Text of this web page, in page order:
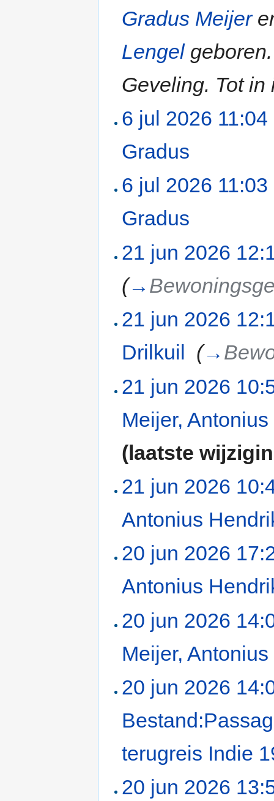
Gradus Meijer
Lengel
Geveling. Tot in
6 jul 2026 11:04
Gradus
6 jul 2026 11:03
Gradus
21 jun 2026
(→
21 jun 2026
Drilkuil (→
21 jun 2026
Meijer,
(laatste
21 jun 2026
Antonius
20 jun 2026
Antonius
20 jun 2026
Meijer,
20 jun 2026
terugreis Indie
20 jun 2026